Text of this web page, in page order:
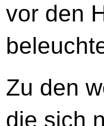
vor den
Zu den
die sich